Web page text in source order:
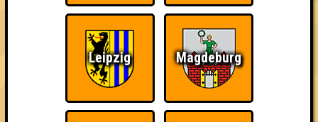
1. Danger 5
18
20 56
1. BOOMIN UNIVERSITY
18 19 19 56
Leipzig Magdeburg